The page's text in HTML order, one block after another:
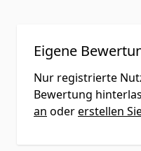
Eigene
Nur registrierte
Bewertung
an odererstellen